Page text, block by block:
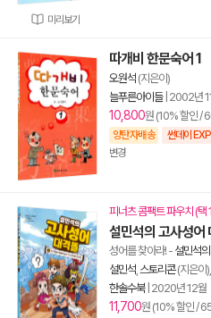
미리보기
따개비 한문숙어 1
오원석 (지은이)
늘푸른아이들| 2002년
10,800원 (10% 할인 /
양탄자배송 썬데이
변경
피너츠 콤팩트 파우치 (택
설민석의 고사성어
성어를 찾아라!- 설민석
설민석 스토리콘(지은이),
한솔수북| 2020년 12월
11,700원 (10% 할인 /